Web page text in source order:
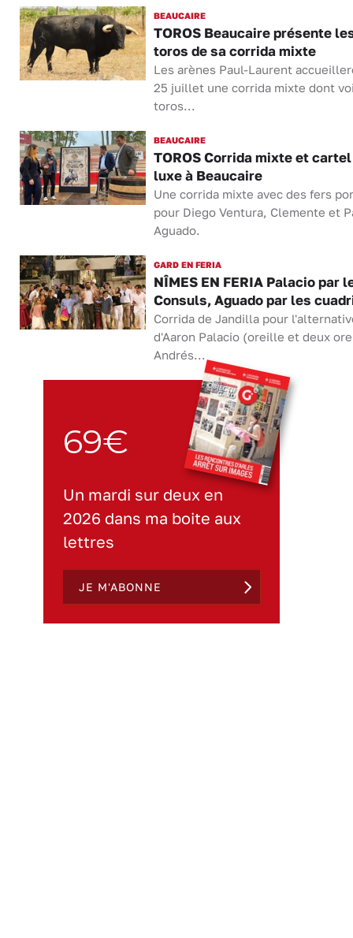
BEAUCAIRE
TOROS Beaucaire présente
toros de sa corrida mixte
Les arènes Paul-Laurent
25 juillet une corrida mixte dont
toros...
BEAUCAIRE
TOROS Corrida mixte et cartel
luxe à Beaucaire
Une corrida mixte avec des fers
pour Diego Ventura, Clemente et
Aguado.
GARD EN FERIA
NÎMES EN FERIA Palacio par
Consuls, Aguado par les
Corrida de Jandilla pour
d'Aaron Palacio (oreille et deux
Andrés...
69€
Un mardi sur deux en
2026 dans ma boite aux
lettres
JE M'ABONNE